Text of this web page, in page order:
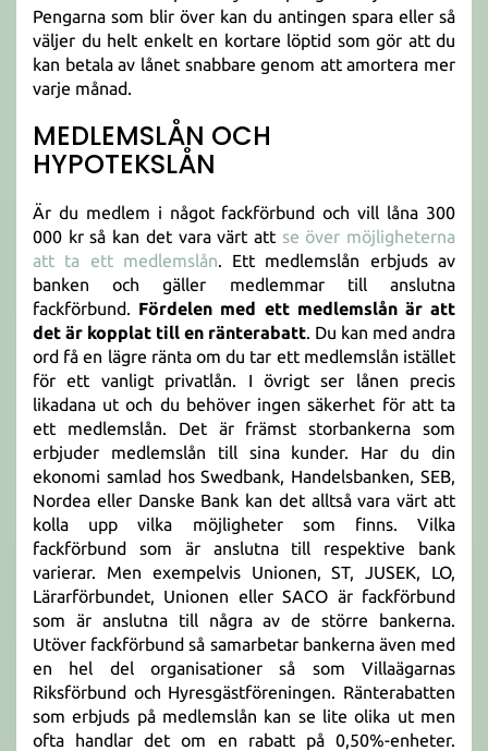
Pengarna som blir över kan du antingen spara eller så
väljer du helt enkelt en kortare löptid som gör att du
kan betala av lånet snabbare genom att amortera mer
varje månad.
MEDLEMSLÅN OCH
HYPOTEKSLÅN
Är du medlem i något fackförbund och vill låna 300
000 kr så kan det vara värt att se över möjligheterna
att ta ett medlemslån. Ett medlemslån erbjuds av
banken och gäller medlemmar till anslutna
fackförbund. Fördelen med ett medlemslån är att
det är kopplat till en ränterabatt. Du kan med andra
ord få en lägre ränta om du tar ett medlemslån istället
för ett vanligt privatlån. I övrigt ser lånen precis
likadana ut och du behöver ingen säkerhet för att ta
ett medlemslån. Det är främst storbankerna som
erbjuder medlemslån till sina kunder. Har du din
ekonomi samlad hos Swedbank, Handelsbanken, SEB,
Nordea eller Danske Bank kan det alltså vara värt att
kolla upp vilka möjligheter som finns. Vilka
fackförbund som är anslutna till respektive bank
varierar. Men exempelvis Unionen, ST, JUSEK, LO,
Lärarförbundet, Unionen eller SACO är fackförbund
som är anslutna till några av de större bankerna.
Utöver fackförbund så samarbetar bankerna även med
en hel del organisationer så som Villaägarnas
Riksförbund och Hyresgästföreningen. Ränterabatten
som erbjuds på medlemslån kan se lite olika ut men
ofta handlar det om en rabatt på 0,50%-enheter.